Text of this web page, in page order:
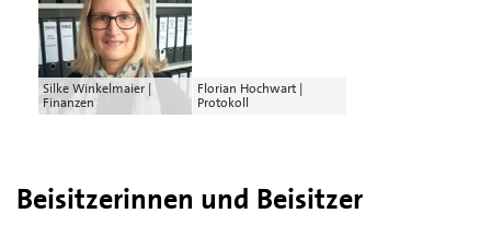
Silke Winkelmaier |
Finanzen
Florian Hochwart |
Protokoll
Beisitzerinnen und Beisitzer